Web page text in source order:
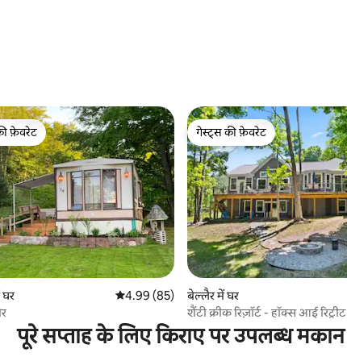
फ़ेवरेट
फ़ेवरेट
औसत रेटिंग 5 में से 4.99, 85 समीक्षाएँ
4.99 (85)
गेस्ट्स की फ़ेवरेट
गेस्ट्स की फ़ेवरेट
बेल्लैर में घर
शैंटी क्रीक रिज़ॉर्ट - हॉक्स आई रिट्रीट
पूरे सप्ताह के लिए किराए पर उपलब्ध मकान